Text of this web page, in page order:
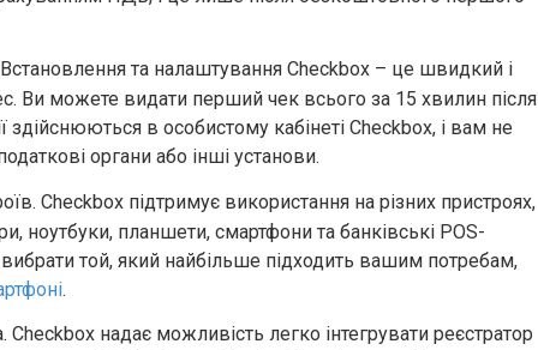
Встановлення та налаштування Checkbox – це швидкий і
Ви можете видати перший чек всього за 15 хвилин після
здійснюються в особистому кабінеті Checkbox, і вам не
органи або інші установи.
Checkbox підтримує використання на різних пристроях,
ноутбуки, планшети, смартфони та банківські POS-
той, який найбільше підходить вашим потребам,
.
Checkbox надає можливість легко інтегрувати реєстратор